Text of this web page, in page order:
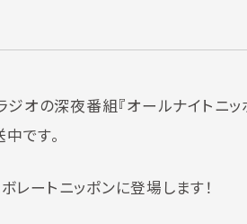
オの深夜番組『オールナイトニッ
です。
レートニッポンに登場します！